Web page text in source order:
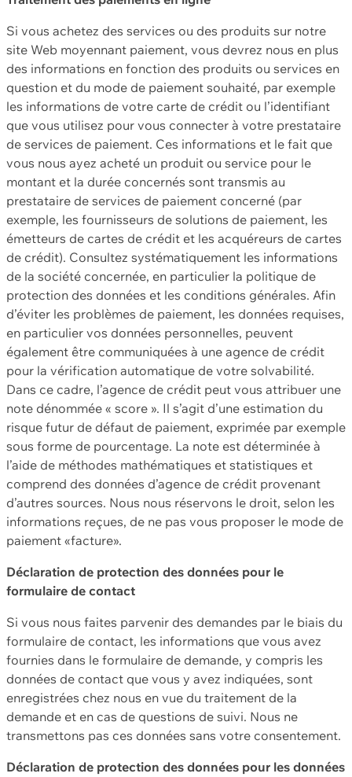
Si vous achetez des services ou des produits sur notre
site Web moyennant paiement, vous devrez nous en plus
des informations en fonction des produits ou services en
question et du mode de paiement souhaité, par exemple
les informations de votre carte de crédit ou l’identifiant
que vous utilisez pour vous connecter à votre prestataire
de services de paiement. Ces informations et le fait que
vous nous ayez acheté un produit ou service pour le
montant et la durée concernés sont transmis au
prestataire de services de paiement concerné (par
exemple, les fournisseurs de solutions de paiement, les
émetteurs de cartes de crédit et les acquéreurs de cartes
de crédit). Consultez systématiquement les informations
de la société concernée, en particulier la politique de
protection des données et les conditions générales. Afin
d’éviter les problèmes de paiement, les données requises,
en particulier vos données personnelles, peuvent
également être communiquées à une agence de crédit
pour la vérification automatique de votre solvabilité.
Dans ce cadre, l’agence de crédit peut vous attribuer une
note dénommée « score ». Il s’agit d’une estimation du
risque futur de défaut de paiement, exprimée par exemple
sous forme de pourcentage. La note est déterminée à
l’aide de méthodes mathématiques et statistiques et
comprend des données d’agence de crédit provenant
d’autres sources. Nous nous réservons le droit, selon les
informations reçues, de ne pas vous proposer le mode de
paiement «facture».
Déclaration de protection des données pour le
formulaire de contact
Si vous nous faites parvenir des demandes par le biais du
formulaire de contact, les informations que vous avez
fournies dans le formulaire de demande, y compris les
données de contact que vous y avez indiquées, sont
enregistrées chez nous en vue du traitement de la
demande et en cas de questions de suivi. Nous ne
transmettons pas ces données sans votre consentement.
Déclaration de protection des données pour les données